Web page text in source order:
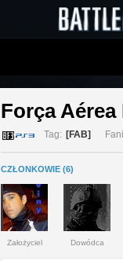
RANKINGI
Força Aérea
Tag: [FAB]
CZŁONKOWIE (6)
Założyciel Dowódca